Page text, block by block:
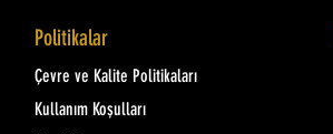
Politikalar
Çevre ve Kalite Politikaları
Kullanım Koşulları